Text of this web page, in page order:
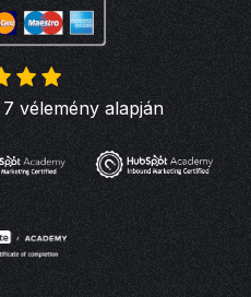
vélemény alapján